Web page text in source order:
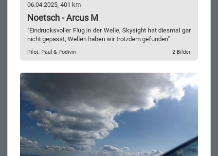
06.04.2025, 401 km
Noetsch - Arcus M
"Eindrucksvoller Flug in der Welle, Skysight hat diesmal gar
nicht gepasst, Wellen haben wir trotzdem gefunden"
Pilot: Paul & Podivin 2 Bilder